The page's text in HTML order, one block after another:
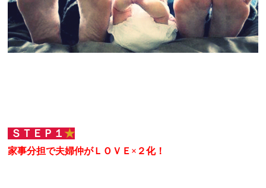
ＳＴＥＰ１ ★
家事分担で夫婦仲がＬＯＶＥ×２化！